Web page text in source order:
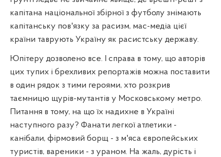
капітана національної збірної з футболу знімають
капітанську пов'язку за расизм, мас-медіа цієї
країни таврують Україну як расистську державу.
Юпітеру дозволено все. І справа в тому, що авторів
цих тупих і брехливих репортажів можна поставити
в один рядок з тими героями, хто розкрив
таємницю щурів-мутантів у Московському метро.
Питання в тому, на що їх надихне в Україні
наступного разу? Фанати легкої атлетики -
канібали, фірмовий борщ - з м'яса європейських
туристів, вареники - з ураном. На жаль, дурість і